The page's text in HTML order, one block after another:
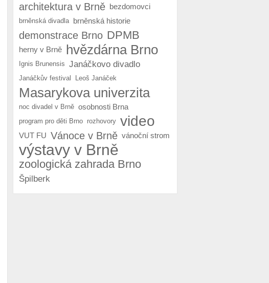
architektura v Brně bezdomovci
brněnská divadla brněnská historie
demonstrace Brno DPMB
herny v Brně hvězdárna Brno
Ignis Brunensis Janáčkovo divadlo
Janáčkův festival Leoš Janáček
Masarykova univerzita
noc divadel v Brně osobnosti Brna
program pro děti Brno rozhovory video
VUT FU Vánoce v Brně vánoční strom
výstavy v Brně
zoologická zahrada Brno
Špilberk